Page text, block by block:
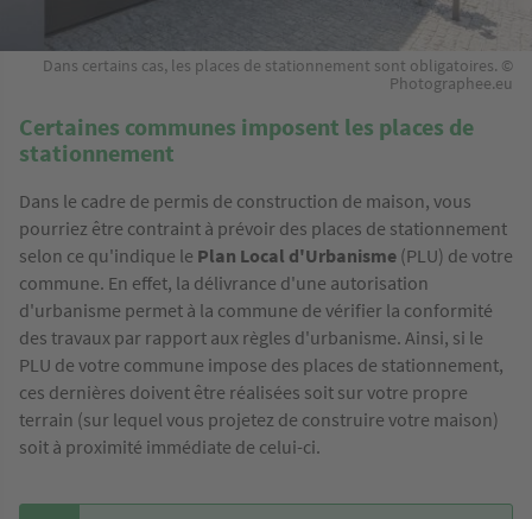
Dans certains cas, les places de stationnement sont obligatoires. ©
Photographee.eu
Certaines communes imposent les places de
stationnement
Dans le cadre de permis de construction de maison, vous
pourriez être contraint à prévoir des places de stationnement
selon ce qu'indique le Plan Local d'Urbanisme (PLU) de votre
commune. En effet, la délivrance d'une autorisation
d'urbanisme permet à la commune de vérifier la conformité
des travaux par rapport aux règles d'urbanisme. Ainsi, si le
PLU de votre commune impose des places de stationnement,
ces dernières doivent être réalisées soit sur votre propre
terrain (sur lequel vous projetez de construire votre maison)
soit à proximité immédiate de celui-ci.